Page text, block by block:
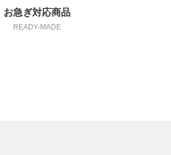
お急ぎ対応商品
READY-MADE